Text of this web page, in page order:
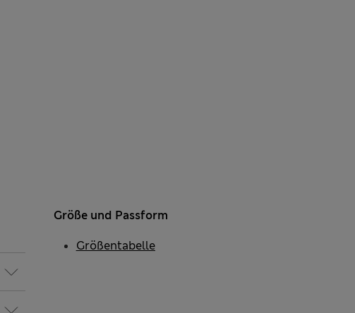
Größe und Passform
Größentabelle